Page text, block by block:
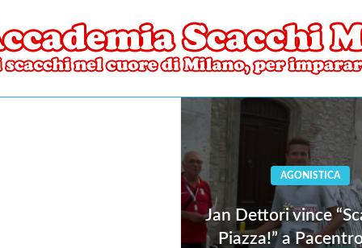
Scacchi Milano
di Milano
AGONISTICA
Jan Dettori vince
Piazza!” a